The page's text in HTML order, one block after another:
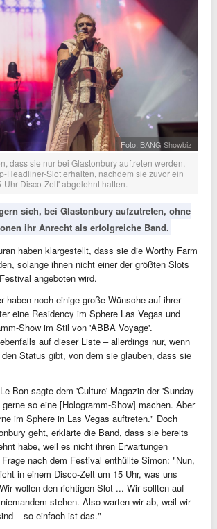
Foto: BANG Showbiz
dass sie nur bei Glastonbury auftreten werden,
Headliner-Slot erhalten, nachdem sie zuvor ein
Uhr-Disco-Zelt' abgelehnt hatten.
sich, bei Glastonbury aufzutreten, ohne
ihr Anrecht als erfolgreiche Band.
haben klargestellt, dass sie die Worthy Farm
solange ihnen nicht einer der größten Slots
angeboten wird.
haben noch einige große Wünsche auf ihrer
eine Residency im Sphere Las Vegas und
Show im Stil von 'ABBA Voyage'.
auf dieser Liste – allerdings nur, wenn
Status gibt, von dem sie glauben, dass sie
Bon sagte dem 'Culture'-Magazin der 'Sunday
so eine [Hologramm-Show] machen. Aber
im Sphere in Las Vegas auftreten." Doch
geht, erklärte die Band, dass sie bereits
habe, weil es nicht ihren Erwartungen
nach dem Festival enthüllte Simon: "Nun,
in einem Disco-Zelt um 15 Uhr, was uns
wollen den richtigen Slot ... Wir sollten auf
stehen. Also warten wir ab, weil wir
– so einfach ist das."